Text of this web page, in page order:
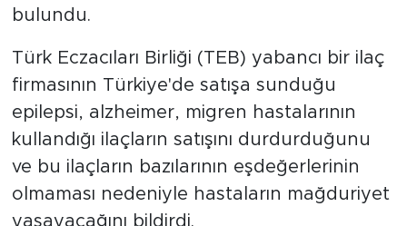
bulundu.
Türk Eczacıları Birliği (TEB) yabancı bir ilaç
firmasının Türkiye'de satışa sunduğu
epilepsi, alzheimer, migren hastalarının
kullandığı ilaçların satışını durdurduğunu
ve bu ilaçların bazılarının eşdeğerlerinin
olmaması nedeniyle hastaların mağduriyet
yaşayacağını bildirdi.
YAŞAM
TARİHTEN GÜNÜMÜZE
TARİH